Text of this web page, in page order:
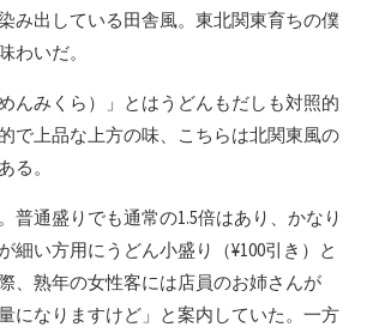
み出している田舎風。東北関東育ちの僕
わいだ。
んみくら）」とはうどんもだしも対照的
で上品な上方の味、こちらは北関東風の
る。
普通盛りでも通常の1.5倍はあり、かなり
細い方用にうどん小盛り（¥100引き）と
、熟年の女性客には店員のお姉さんが
になりますけど」と案内していた。一方